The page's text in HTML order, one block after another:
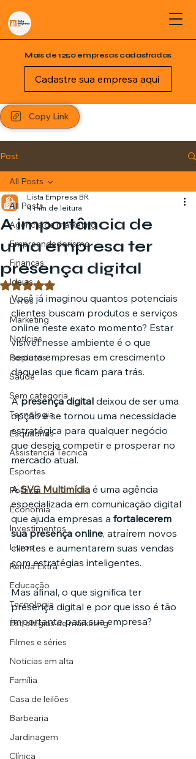
Mais de 1250 empresas cadastradas
Cadastre sua empresa aqui
Copy Link
Post
All Posts
Agência de marketing
Empreendedorismo
Finanças
Ideias
Livros
Marketing
Notícias
Pordutos
Saúde
Sem categoria
Tecnologia
Esquadrias
Assistencia Técnica
Esportes
Política
Economia
Investimentos
Livros
Renda Extra
Educação
Tecnologia
Estratégias de marketing
Filmes e séries
Noticias em alta
Família
Casa de leilões
Barbearia
Jardinagem
Clínica
All Posts
A importância de
uma empresa ter
presença digital
Lista Empresa BR
4 min de leitura
Avaliado com NaN de 5 estrelas.
Você já imaginou quantos potenciais
clientes buscam produtos e serviços
online neste exato momento? Estar
visível nesse ambiente é o que
separa empresas em crescimento
daquelas que ficam para trás.
A presença digital deixou de ser uma
opção e se tornou uma necessidade
estratégica para qualquer negócio
que deseja competir e prosperar no
mercado atual.
A SVG Multimídia é uma agência
especializada em comunicação digital
que ajuda empresas a fortalecerem
sua presença online, atraírem novos
clientes e aumentarem suas vendas
com estratégias inteligentes.
Mas afinal, o que significa ter
presença digital e por que isso é tão
importante para sua empresa?